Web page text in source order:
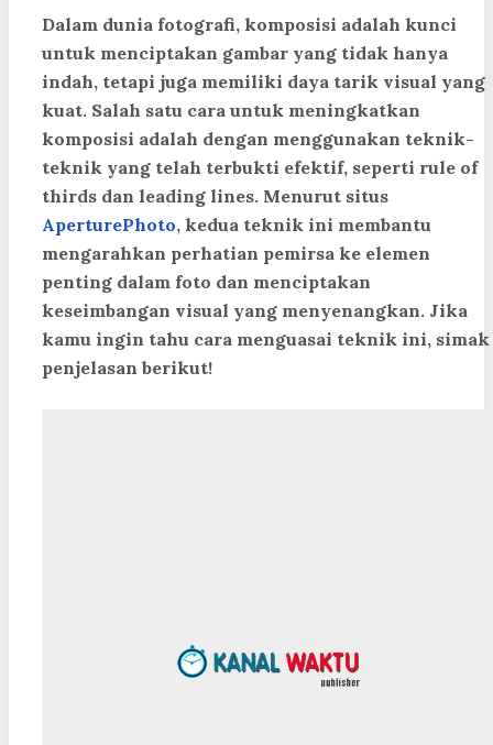
Dalam dunia fotografi, komposisi adalah kunci
untuk menciptakan gambar yang tidak hanya
indah, tetapi juga memiliki daya tarik visual yang
kuat. Salah satu cara untuk meningkatkan
komposisi adalah dengan menggunakan teknik-
teknik yang telah terbukti efektif, seperti rule of
thirds dan leading lines. Menurut situs
AperturePhoto, kedua teknik ini membantu
mengarahkan perhatian pemirsa ke elemen
penting dalam foto dan menciptakan
keseimbangan visual yang menyenangkan. Jika
kamu ingin tahu cara menguasai teknik ini, simak
penjelasan berikut!